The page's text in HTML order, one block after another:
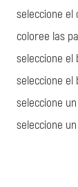
seleccione el
coloree las
seleccione el
seleccione
seleccione
seleccione